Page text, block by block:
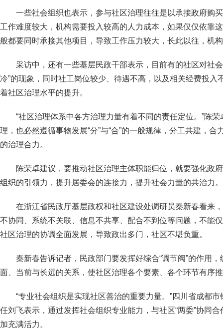
一些社会组织也表示，参与社区治理往往是以承接政府购
工作难度较大，机构需要投入较高的人力成本，如果仅仅依靠
般都要同时承接其他项目，导致工作压力较大，长此以往，机
采访中，还有一些基层民政干部表示，目前有的社区对社
冷”的现象，同时社工岗位较少、待遇不高，以及相关经费投入
着社区治理水平的提升。
“社区治理体系中各方治理力量有着不同的责任定位。”陈
理，也必然遵循事物发展“分”与“合”的一般规律，分工共建，
的治理合力。
陈荣卓建议，要推动社区治理主体职能归位，就要强化政
组织的引领力，提升居委会的连接力，提升社会力量的共治力。
在浙江省民政厅基层政权和社区建设处调研员秦新春看来
不协同、系统不关联、信息不共享、配合不到位等问题，不能
社区治理的协调全面发展，导致政出多门，社区不堪负重。
秦新春告诉记者，民政部门要发挥好综合“调节阀”的作用
面、当前与长远的关系，使社区治理各个要素、各个环节有序
“专业社会组织是实现社区善治的重要力量。”四川省成都
任刘飞表示，通过发挥社会组织专业能力，与社区“两委”协同
加充满活力。